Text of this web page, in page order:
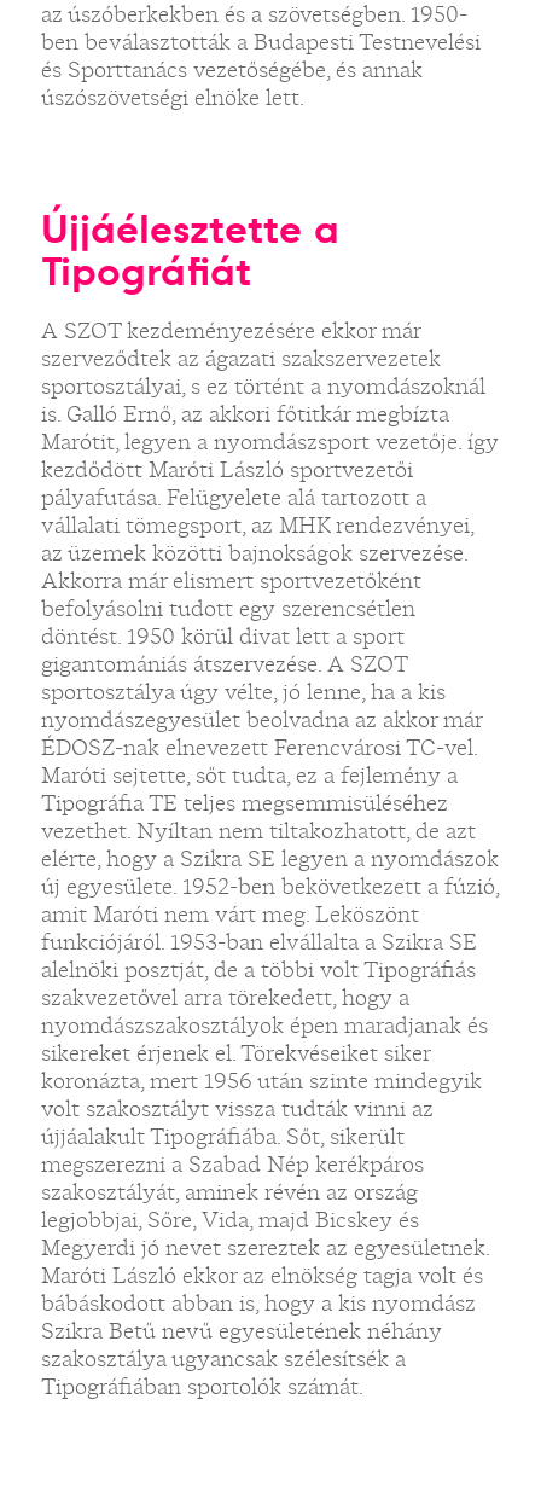
az úszóberkekben és a szövetségben. 1950-
ben beválasztották a Budapesti Testnevelési
és Sporttanács vezetőségébe, és annak
úszószövetségi elnöke lett.
Újjáélesztette a
Tipográfiát
A SZOT kezdeményezésére ekkor már
szerveződtek az ágazati szakszervezetek
sportosztályai, s ez történt a nyomdászoknál
is. Galló Ernő, az akkori főtitkár megbízta
Marótit, legyen a nyomdászsport vezetője. így
kezdődött Maróti László sportvezetői
pályafutása. Felügyelete alá tartozott a
vállalati tömegsport, az MHK rendezvényei,
az üzemek közötti bajnokságok szervezése.
Akkorra már elismert sportvezetőként
befolyásolni tudott egy szerencsétlen
döntést. 1950 körül divat lett a sport
gigantomániás átszervezése. A SZOT
sportosztálya úgy vélte, jó lenne, ha a kis
nyomdászegyesület beolvadna az akkor már
ÉDOSZ-nak elnevezett Ferencvárosi TC-vel.
Maróti sejtette, sőt tudta, ez a fejlemény a
Tipográfia TE teljes megsemmisüléséhez
vezethet. Nyíltan nem tiltakozhatott, de azt
elérte, hogy a Szikra SE legyen a nyomdászok
új egyesülete. 1952-ben bekövetkezett a fúzió,
amit Maróti nem várt meg. Leköszönt
funkciójáról. 1953-ban elvállalta a Szikra SE
alelnöki posztját, de a többi volt Tipográfiás
szakvezetővel arra törekedett, hogy a
nyomdászszakosztályok épen maradjanak és
sikereket érjenek el. Törekvéseiket siker
koronázta, mert 1956 után szinte mindegyik
volt szakosztályt vissza tudták vinni az
újjáalakult Tipográfiába. Sőt, sikerült
megszerezni a Szabad Nép kerékpáros
szakosztályát, aminek révén az ország
legjobbjai, Sőre, Vida, majd Bicskey és
Megyerdi jó nevet szereztek az egyesületnek.
Maróti László ekkor az elnökség tagja volt és
bábáskodott abban is, hogy a kis nyomdász
Szikra Betű nevű egyesületének néhány
szakosztálya ugyancsak szélesítsék a
Tipográfiában sportolók számát.